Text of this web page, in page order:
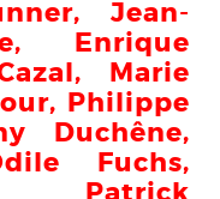
Jean-
Enrique
Marie
Philippe
Duchêne,
Fuchs,